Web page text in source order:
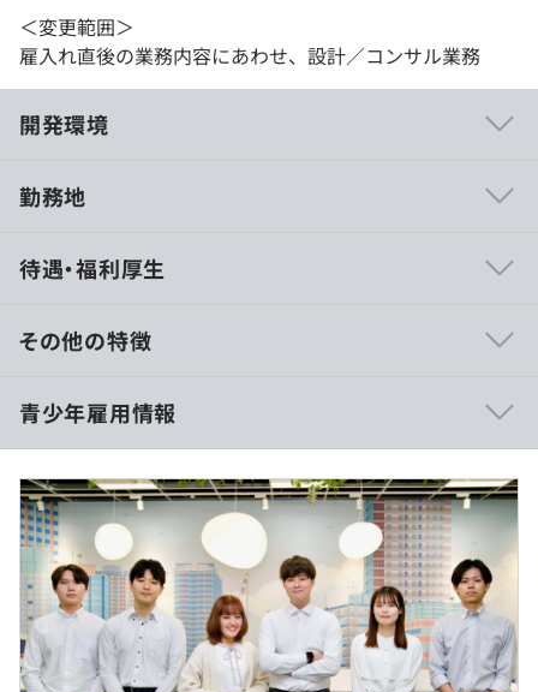
＜変更範囲＞
雇入れ直後の業務内容にあわせ、設計／コンサル業務
開発環境
切にしております。
ているため、
自己研鑽や業務を通じて成長できるチャンスが多いです！
いるので、
技術や経験が浅くても安心して仕事ができる環境です♪
・入社後の基礎研修
・配属後のOJT研修
・エンジニアの成長をアシストする充実した学習コンテン
ツ（paizaラーニング、Udemy、350講座以上のeラーニ
ングなど）
勤務地
待遇・福利厚生
定残業代20H分：34,980円※超過分も全額支給／前払い退
職金：14,246円）
・短大／専門／高専卒：248,228円（基本給：201,000円
／固定残業代20H分：33,560円※超過分も全額支給／前払
い退職金：13,668円）
※研修中・試用期間中も上記給与を支給します。
※固定残業代は、時間外労働の有無にかかわらず20時間
分として支給いたします。
※20時間を超える時間外労働分は追加で支給いたします。
その他の特徴
青少年雇用情報
過去３年間の新卒採用者数の男女別人数
前年度 男性79人 女性55人
2年度前 男性52人 女性37人
3年度前 男性46人 女性25人